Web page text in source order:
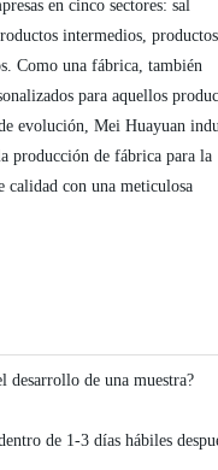
en cinco sectores: sal
intermedios, productos
Como una fábrica, también
para aquellos
evolución, Mei Huayuan
producción de fábrica para la
calidad con una meticulosa
desarrollo de una muestra?
de 1-3 días hábiles